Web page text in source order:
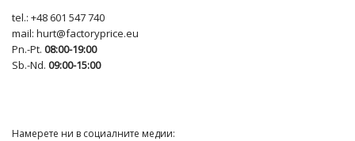
tel.: +48 601 547 740
mail: hurt@factoryprice.eu
Pn.-Pt. 08:00-19:00
Sb.-Nd. 09:00-15:00
Намерете ни в социалните медии: